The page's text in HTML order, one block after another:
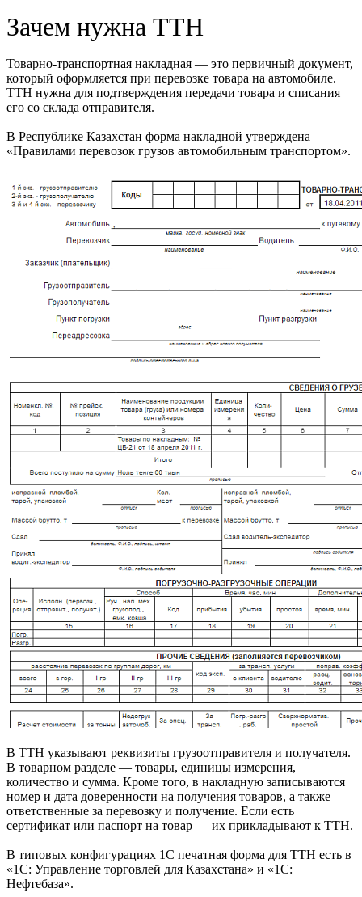
Зачем нужна ТТН
Товарно-транспортная накладная — это первичный документ,
который оформляется при перевозке товара на автомобиле.
ТТН нужна для подтверждения передачи товара и списания
его со склада отправителя.
В Республике Казахстан форма накладной утверждена
«Правилами перевозок грузов автомобильным транспортом».
В ТТН указывают реквизиты грузоотправителя и получателя.
В товарном разделе — товары, единицы измерения,
количество и сумма. Кроме того, в накладную записываются
номер и дата доверенности на получения товаров, а также
ответственные за перевозку и получение. Если есть
сертификат или паспорт на товар — их прикладывают к ТТН.
В типовых конфигурациях 1С печатная форма для ТТН есть в
«1С: Управление торговлей для Казахстана» и «1С:
Нефтебаза».